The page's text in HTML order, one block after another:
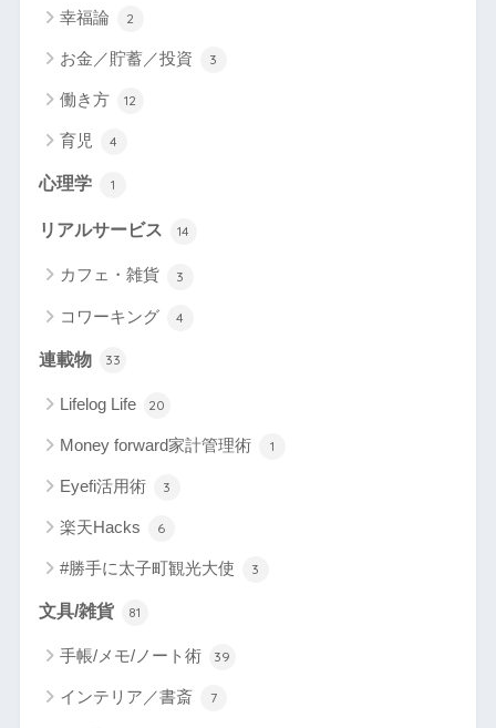
幸福論 2
お金／貯蓄／投資 3
働き方 12
育児 4
心理学 1
リアルサービス 14
カフェ・雑貨 3
コワーキング 4
連載物 33
Lifelog Life 20
Money forward家計管理術 1
Eyefi活用術 3
楽天Hacks 6
#勝手に太子町観光大使 3
文具/雑貨 81
手帳/メモ/ノート術 39
インテリア／書斎 7